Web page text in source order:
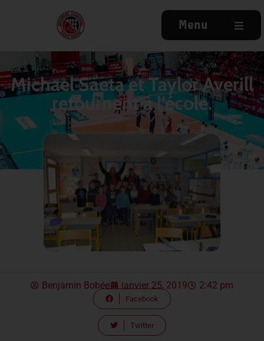
Menu
Michael Saeta et Taylor Averill
retournent à l’école.
Benjamin Bobée janvier 25, 2019 2:42 pm
Facebook
Twitter